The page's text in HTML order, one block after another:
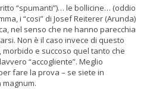
“spumanti”)… le bollicine… (oddio
i “cosi” di Josef Reiterer (Arunda)
nel senso che ne hanno parecchia
Non è il caso invece di questo
morbido e succoso quel tanto che
“accogliente”. Meglio
fare la prova – se siete in